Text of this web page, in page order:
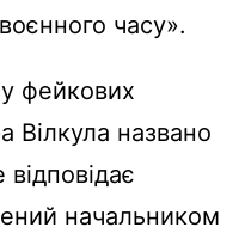
часу».
фейкових
Вілкула названо
начальником